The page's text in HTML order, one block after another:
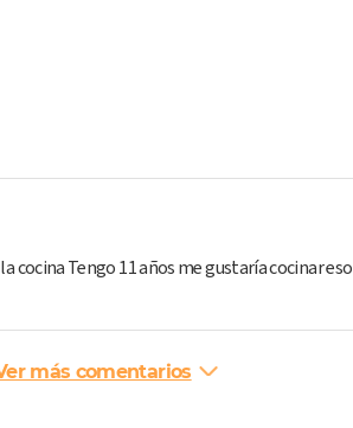
cocina Tengo 11 años me gustaría cocinar
más comentarios